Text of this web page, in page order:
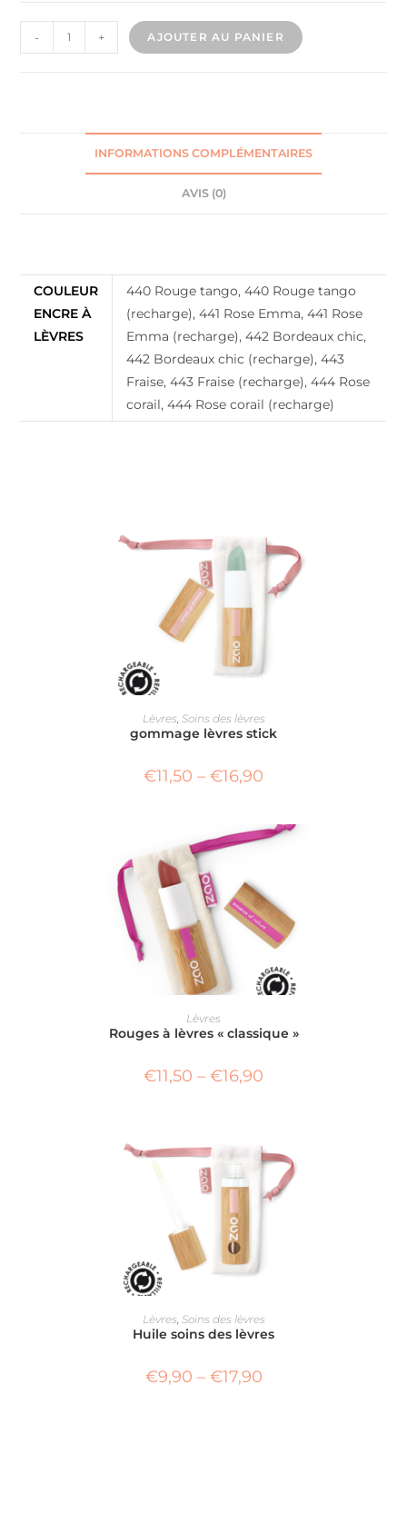
- + AJOUTER AU PANIER
INFORMATIONS COMPLÉMENTAIRES
AVIS (0)
COULEUR
ENCRE À
LÈVRES
440 Rouge tango, 440 Rouge tango
(recharge), 441 Rose Emma, 441 Rose
Emma (recharge), 442 Bordeaux chic,
442 Bordeaux chic (recharge), 443
Fraise, 443 Fraise (recharge), 444 Rose
corail, 444 Rose corail (recharge)
CHOIX DES OPTIONS
Lèvres Soins des lèvres
gommage lèvres stick
€11,50 – €16,90
CHOIX DES OPTIONS
Lèvres
Rouges à lèvres « classique »
€11,50 – €16,90
CHOIX DES OPTIONS
Lèvres Soins des lèvres
Huile soins des lèvres
€9,90 – €17,90